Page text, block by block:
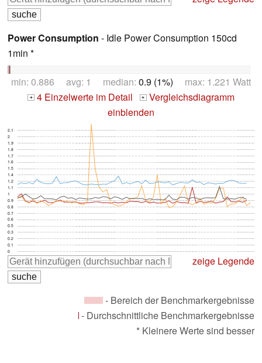
Power Consumption - Idle Power Consumption 150cd
1min *
min: 0.886 avg: 1 median: 0.9 (1%) max: 1.221 Watt
+ 4 Einzelwerte im Detail + Vergleichsdiagramm
einblenden
0
0.1
0.2
0.3
0.5
0.6
0.7
0.8
0.9
1
1.1
1.2
1.4
1.5
1.6
1.7
1.8
1.9
2
2.1
zeige Legende
- Bereich der Benchmarkergebnisse
- Durchschnittliche Benchmarkergebnisse
* Kleinere Werte sind besser